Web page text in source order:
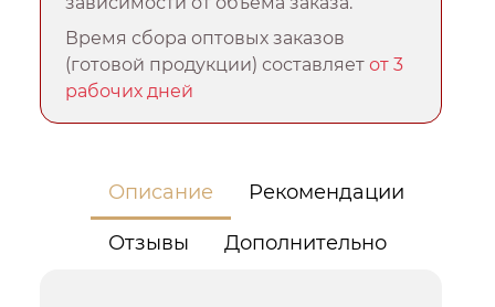
Время сбора оптовых заказов
(готовой продукции) составляетот 3
рабочих дней
Описание Рекомендации
Отзывы Дополнительно